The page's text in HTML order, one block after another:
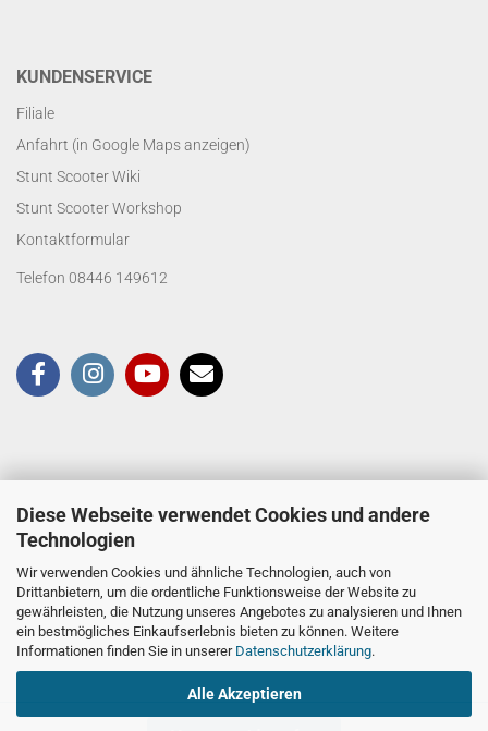
Diese Webseite verwendet Cookies und andere
Technologien
Wir verwenden Cookies und ähnliche Technologien, auch von
Drittanbietern, um die ordentliche Funktionsweise der Website zu
gewährleisten, die Nutzung unseres Angebotes zu analysieren und Ihnen
ein bestmögliches Einkaufserlebnis bieten zu können. Weitere
Informationen finden Sie in unserer Datenschutzerklärung.
Alle Akzeptieren
KUNDENSERVICE
Filiale
Anfahrt (in Google Maps anzeigen)
Stunt Scooter Wiki
Stunt Scooter Workshop
Kontaktformular
Telefon 08446 149612